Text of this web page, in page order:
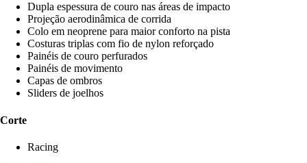
Dupla espessura de couro nas áreas de impacto
Projeção aerodinâmica de corrida
Colo em neoprene para maior conforto na pista
Costuras triplas com fio de nylon reforçado
Painéis de couro perfurados
Painéis de movimento
Capas de ombros
Sliders de joelhos
Corte
Racing